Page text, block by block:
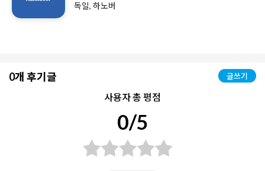
독일, 하노버
0개 후기글 글쓰기
사용자 총 평점
0/5